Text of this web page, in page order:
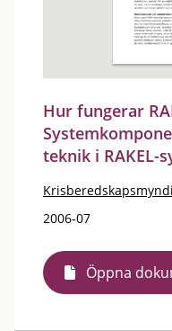
Hur fungerar
teknik i RAKEL-
2006-07
Öppna